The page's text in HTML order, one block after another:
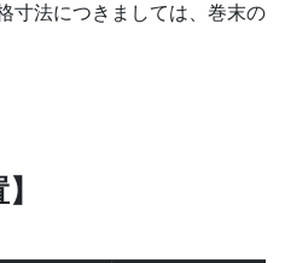
寸法につきましては、巻末の